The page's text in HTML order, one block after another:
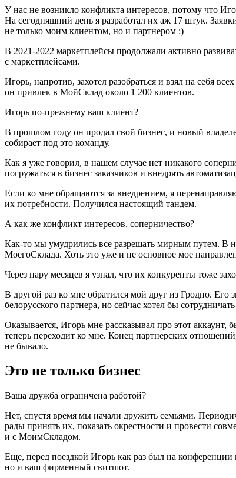
У нас не возникло конфликта интересов, потому что
На сегодняшний день я разработал их аж 17 штук.
не только моим клиентом, но и партнером :)
В 2021‑2022 маркетплейсы продолжали активно
с маркетплейсами.
Игорь, напротив, захотел разобраться и взял на себя
он привлек в МойСклад около 1 200 клиентов.
Игорь по‑прежнему ваш клиент?
В прошлом году он продал свой бизнес, и новый
собирает под это команду.
Как я уже говорил, в нашем случае нет никакого
погружаться в бизнес заказчиков и внедрять
Если ко мне обращаются за внедрением, я
их потребности. Получился настоящий тандем.
А как же конфликт интересов, соперничество?
Как-то мы умудрились все разрешать мирным путем. В
МоегоСклада. Хоть это уже и не основное мое
Через пару месяцев я узнал, что их конкуренты тоже
В другой раз ко мне обратился мой друг из Гродно.
белорусского партнера, но сейчас хотел бы
Оказывается, Игорь мне рассказывал про этот аккаунт,
теперь переходит ко мне. Конец партнерских
не бывало.
Это не только бизнес
Ваша дружба ограничена работой?
Нет, спустя время мы начали дружить семьями.
рады принять их, показать окрестности и провести
и с МоимСкладом.
Еще, перед поездкой Игорь как раз был на
но и ваш фирменный свитшот.